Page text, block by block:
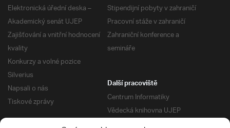
Elektronická úřední deska –
Akademický senát UJEP
Zajišťování a vnitřní hodnocení
kvality
Konkurzy a volné pozice
Silverius
Napsali o nás
Tiskové zprávy
Stipendijní pobyty v zahraničí
Pracovní stáže v zahraničí
Zahraniční konference a
semináře
Další pracoviště
Centrum Informatiky
Vědecká knihovna UJEP
Správa kolejí a menz